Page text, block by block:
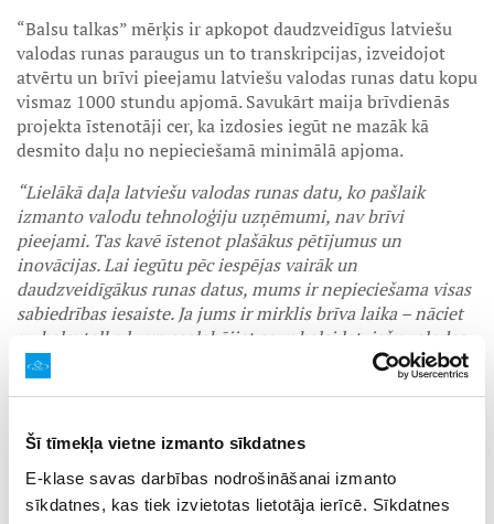
Šī tīmekļa vietne izmanto sīkdatnes
E-klase savas darbības nodrošināšanai izmanto
sīkdatnes, kas tiek izvietotas lietotāja ierīcē. Sīkdatnes
“Balsu talkas” mērķis ir apkopot daudzveidīgus latviešu
valodas runas paraugus un to transkripcijas, izveidojot
atvērtu un brīvi pieejamu latviešu valodas runas datu kopu
vismaz 1000 stundu apjomā. Savukārt maija brīvdienās
projekta īstenotāji cer, ka izdosies iegūt ne mazāk kā
desmito daļu no nepieciešamā minimālā apjoma.
“Lielākā daļa latviešu valodas runas datu, ko pašlaik
izmanto valodu tehnoloģiju uzņēmumi, nav brīvi
pieejami. Tas kavē īstenot plašākus pētījumus un
inovācijas. Lai iegūtu pēc iespējas vairāk un
daudzveidīgākus runas datus, mums ir nepieciešama visas
sabiedrības iesaiste. Ja jums ir mirklis brīva laika – nāciet
uz balsutalka.lv un saglabājiet savu balsi latviešu valodas
nākotnei,“
aicina LU Matemātikas un informātikas
institūta vadošā pētniece Ilze Auziņa.
Sociālā iniciatīva “Balsu talka” turpināsies visu 2024.
gadu. Tās mērķis ir iegūt dažādas balsis, tostarp ar
izlokšņu iezīmēm un akcentiem. Dalībnieku vecumam,
dzimumam un tautībai nav nozīmes – jo daudzveidīgāki